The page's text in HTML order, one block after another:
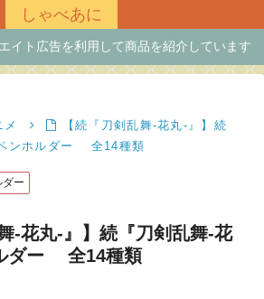
しゃべあに
イト広告を利用して商品を紹介しています
メ
【続『刀剣乱舞-花丸-』】続
ンホルダー 全14種類
ー
-花丸-』】続『刀剣乱舞-花
ダー 全14種類